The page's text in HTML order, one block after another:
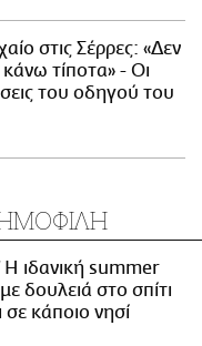
στις Σέρρες: «Δεν
τίποτα» - Οι
του οδηγού του
Η ιδανική summer
δουλειά στο σπίτι
σε κάποιο νησί